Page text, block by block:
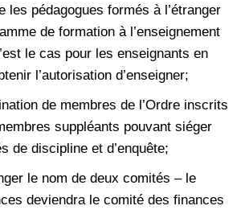
les pédagogues formés à l’étranger
de formation à l’enseignement
le cas pour les enseignants en
l’autorisation d’enseigner;
de membres de l’Ordre inscrits
suppléants pouvant siéger
de discipline et d’enquête;
le nom de deux comités – le
deviendra le comité des finances